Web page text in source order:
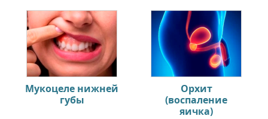
Мукоцеле нижней
губы
Орхит
(воспаление
яичка)